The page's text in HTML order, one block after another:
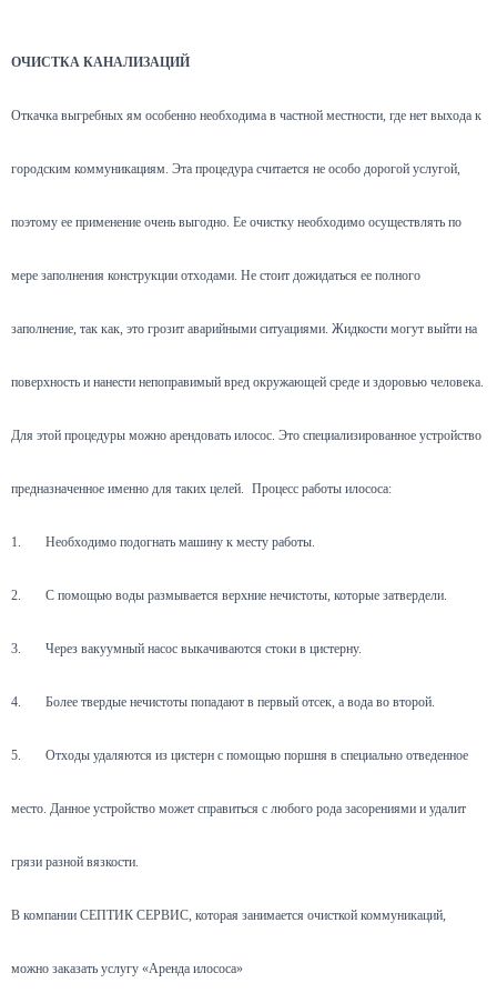
ОЧИСТКА КАНАЛИЗАЦИЙ
Откачка выгребных ям особенно необходима в частной местности, где нет выхода к
городским коммуникациям. Эта процедура считается не особо дорогой услугой,
поэтому ее применение очень выгодно. Ее очистку необходимо осуществлять по
мере заполнения конструкции отходами. Не стоит дожидаться ее полного
заполнение, так как, это грозит аварийными ситуациями. Жидкости могут выйти на
поверхность и нанести непоправимый вред окружающей среде и здоровью человека.
Для этой процедуры можно арендовать илосос. Это специализированное устройство
предназначенное именно для таких целей. Процесс работы илососа:
1. Необходимо подогнать машину к месту работы.
2. С помощью воды размывается верхние нечистоты, которые затвердели.
3. Через вакуумный насос выкачиваются стоки в цистерну.
4. Более твердые нечистоты попадают в первый отсек, а вода во второй.
5. Отходы удаляются из цистерн с помощью поршня в специально отведенное
место. Данное устройство может справиться с любого рода засорениями и удалит
грязи разной вязкости.
В компании СЕПТИК СЕРВИС, которая занимается очисткой коммуникаций,
можно заказать услугу «Аренда илососа»